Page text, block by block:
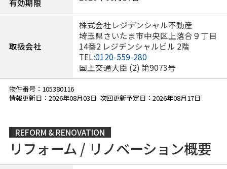
有効期限
取扱会社
株式会社レジデンシャル不動産
埼玉県さいたま市中央区上落合９丁目
14番2 レジデンシャルビル 2階
TEL:0120-559-280
国土交通大臣 (2) 第9073号
物件番号：105380116
情報更新日：2026年08月03日 次回更新予定日：2026年08月17日
REFORM & RENOVATION
リフォーム / リノベーション概要